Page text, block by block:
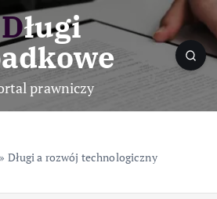
Długi
prawniczy
» Długi a rozwój technologiczny